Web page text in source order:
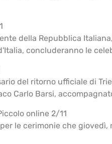
della Repubblica
concluderanno le
del ritorno ufficiale di
Carlo Barsi,
online 2/11
le cerimonie che